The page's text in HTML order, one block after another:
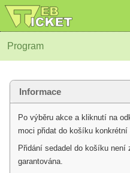
Program
Informace
Po výběru akce a kliknutí na
moci přidat do košíku konkrétní
Přidání sedadel do košíku není
garantována.